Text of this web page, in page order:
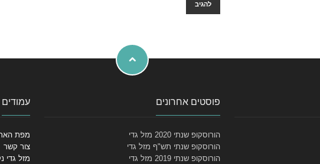
עמודים
מפת
צור קשר
מזל גדי
פוסטים אחרונים
הורוסקופ שנתי 2020 מזל גדי
הורוסקופ שנתי תש"ף מזל גדי
הורוסקופ שנתי 2019 מזל גדי